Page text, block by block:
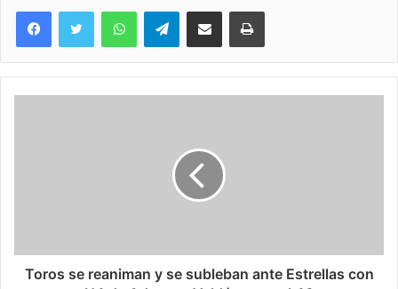
WhatsAppTelegramCompartir via Email Imprimi
Toros se reaniman y se subleban ante Estrellas con